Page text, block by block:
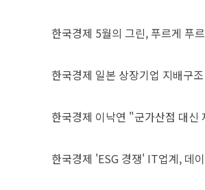
한국경제 5월의 그린, 푸르게 푸
한국경제 일본 상장기업 지배구
한국경제 이낙연 "군가산점 대신
한국경제 'ESG 경쟁' IT업계, 데